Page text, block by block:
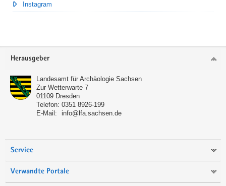
Instagram
Footer-
Herausgeber
Landesamt für Archäologie Sachsen
Zur Wetterwarte 7
01109 Dresden
Telefon: 0351 8926-199
E-Mail:
info@lfa.sachsen.de
Service
Verwandte Portale